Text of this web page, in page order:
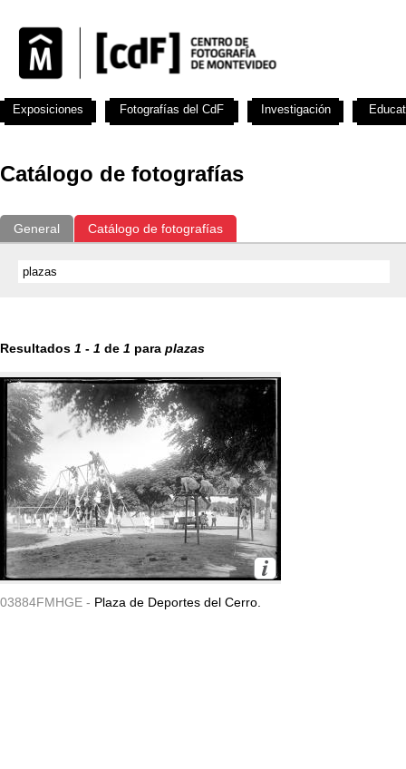
Catálogo de fotografías
General Catálogo de fotografías
Resultados 1 - 1 de 1 para plazas
03884FMHGE - Plaza de Deportes del Cerro.
Exposiciones Fotografías del CdF Investigación